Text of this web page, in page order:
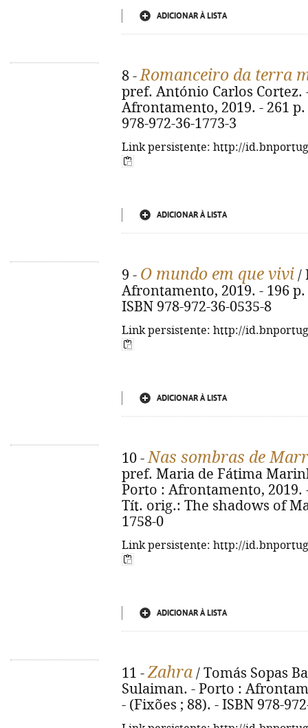
ADICIONAR À LISTA
8 -Romanceiro da terra
pref. António Carlos Cortez.
Afrontamento, 2019. - 261 p.
978-972-36-1773-3
Link persistente: http://
ADICIONAR À LISTA
9 - O mundo em que vivi /
Afrontamento, 2019. - 196
ISBN 978-972-36-0535-8
Link persistente: http://
ADICIONAR À LISTA
10 -Nas sombras de
pref. Maria de Fátima
Porto : Afrontamento, 2019.
Tít. orig.: The shadows of
1758-0
Link persistente: http://
ADICIONAR À LISTA
11 -Zahra / Tomás Sopas
Sulaiman. - Porto :
- (Fixões ; 88). - ISBN 978-